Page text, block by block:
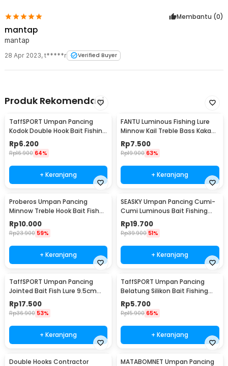
Membantu (0)
mantap
mantap
28 Apr 2023, t*****r Verified Buyer
Produk Rekomendasi
TaffSPORT Umpan Pancing
Kodok Double Hook Bait Fishing
Lure 6cm - UMK01
Rp6.200
Rp16.900 64%
+ Keranjang
FANTU Luminous Fishing Lure
Minnow Kail Treble Bass Kakap
8.5cm 8g - LB
Rp7.500
Rp19.900 63%
+ Keranjang
Proberos Umpan Pancing
Minnow Treble Hook Bait Fish
Lure 11cm 1 PCS - PB333
Rp10.000
Rp23.900 59%
+ Keranjang
SEASKY Umpan Pancing Cumi-
Cumi Luminous Bait Fishing
Lure 10cm 10 PCS
Rp19.700
Rp39.900 51%
+ Keranjang
TaffSPORT Umpan Pancing
Jointed Bait Fish Lure 9.5cm
20g 1 PCS - VSJ06-4
Rp17.500
Rp36.900 53%
+ Keranjang
TaffSPORT Umpan Pancing
Belatung Silikon Bait Fishing
Lure 2cm 50 PCS - WD-160
Rp5.700
Rp15.900 65%
+ Keranjang
Double Hooks Contractor MATABOMNET Umpan Pancing